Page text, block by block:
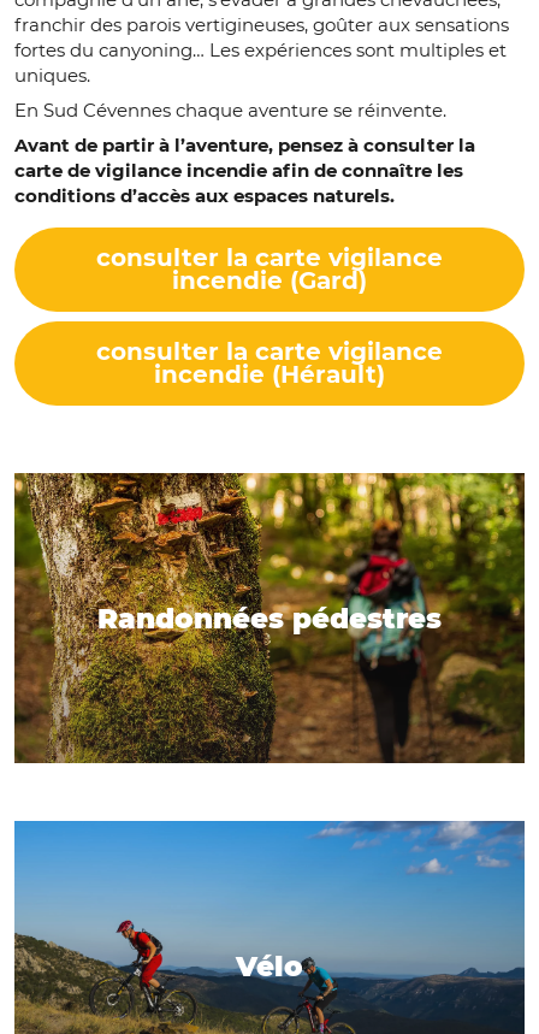
franchir des parois vertigineuses, goûter aux sensations
fortes du canyoning… Les expériences sont multiples et
uniques.
En Sud Cévennes chaque aventure se réinvente.
Avant de partir à l’aventure, pensez à consulter la
carte de vigilance incendie afin de connaître les
conditions d’accès aux espaces naturels.
consulter la carte vigilance
incendie (Gard)
consulter la carte vigilance
incendie (Hérault)
Randonnées pédestres
Vélo